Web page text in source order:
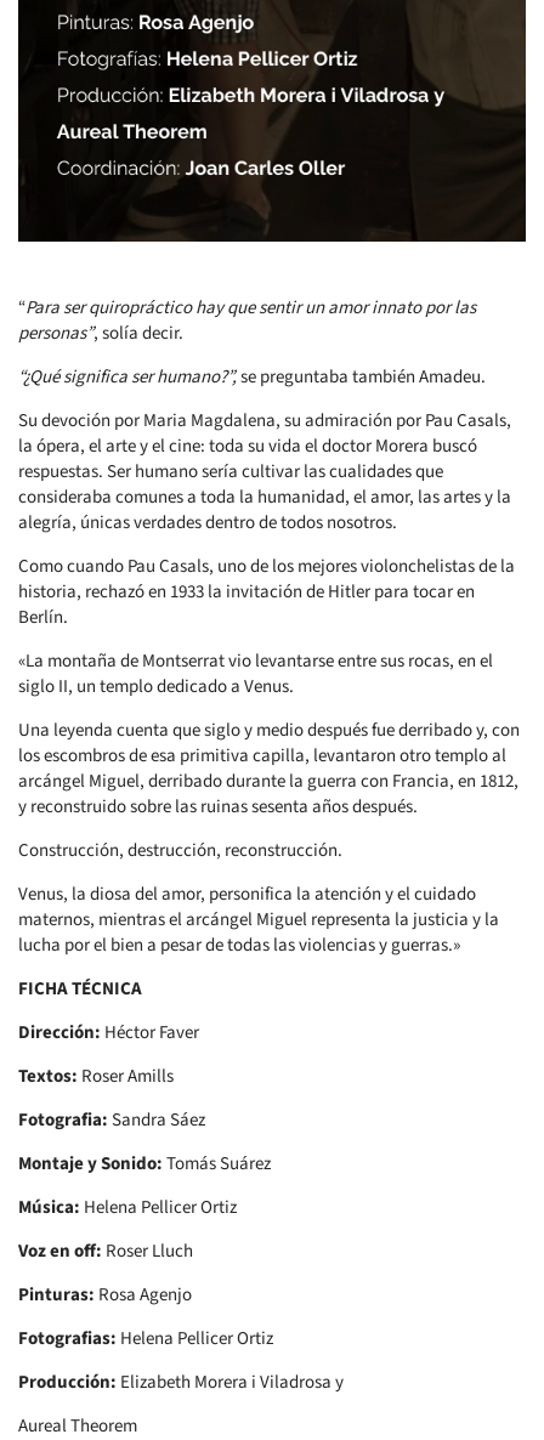
“Para ser quiropráctico hay que sentir un amor innato por las
personas”, solía decir.
“¿Qué significa ser humano?”,se preguntaba también Amadeu.
Su devoción por Maria Magdalena, su admiración por Pau Casals,
la ópera, el arte y el cine: toda su vida el doctor Morera buscó
respuestas. Ser humano sería cultivar las cualidades que
consideraba comunes a toda la humanidad, el amor, las artes y la
alegría, únicas verdades dentro de todos nosotros.
Como cuando Pau Casals, uno de los mejores violonchelistas de la
historia, rechazó en 1933 la invitación de Hitler para tocar en
Berlín.
«La montaña de Montserrat vio levantarse entre sus rocas, en el
siglo II, un templo dedicado a Venus.
Una leyenda cuenta que siglo y medio después fue derribado y, con
los escombros de esa primitiva capilla, levantaron otro templo al
arcángel Miguel, derribado durante la guerra con Francia, en 1812,
y reconstruido sobre las ruinas sesenta años después.
Construcción, destrucción, reconstrucción.
Venus, la diosa del amor, personifica la atención y el cuidado
maternos, mientras el arcángel Miguel representa la justicia y la
lucha por el bien a pesar de todas las violencias y guerras.»
FICHA TÉCNICA
Dirección: Héctor Faver
Textos: Roser Amills
Fotografia:Sandra Sáez
Montaje y Sonido:Tomás Suárez
Música: Helena Pellicer Ortiz
Voz en off: Roser Lluch
Pinturas: Rosa Agenjo
Fotografias: Helena Pellicer Ortiz
Producción: Elizabeth Morera i Viladrosa y
Aureal Theorem